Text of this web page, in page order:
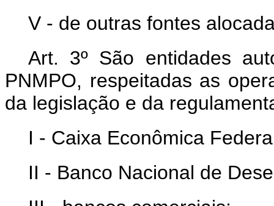
V - de outras fontes
Art. 3º São entidades
PNMPO, respeitadas as
da legislação e da
I - Caixa Econômica
II - Banco Nacional de